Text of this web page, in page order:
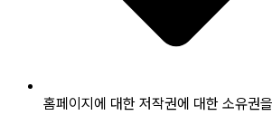
홈페이지에 대한 저작권에 대한 소유권